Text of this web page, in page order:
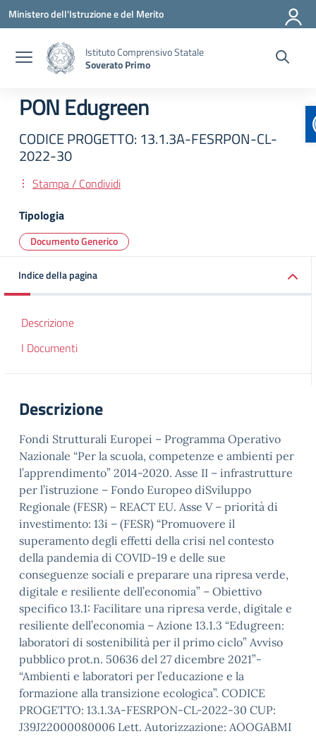
Vai ai contenuti
Vai al menu di navigazione
Vai al footer
Ministero dell'Istruzione e del Merito
Istituto Comprensivo Statale
Soverato Primo
PON Edugreen
CODICE PROGETTO: 13.1.3A-FESRPON-CL-
2022-30
Stampa / Condividi
Tipologia
Documento Generico
Indice della pagina
Descrizione
I Documenti
Descrizione
Fondi Strutturali Europei – Programma Operativo
Nazionale “Per la scuola, competenze e ambienti per
l’apprendimento” 2014-2020. Asse II – infrastrutture
per l’istruzione – Fondo Europeo diSviluppo
Regionale (FESR) – REACT EU. Asse V – priorità di
investimento: 13i – (FESR) “Promuovere il
superamento degli effetti della crisi nel contesto
della pandemia di COVID-19 e delle sue
conseguenze sociali e preparare una ripresa verde,
digitale e resiliente dell’economia” – Obiettivo
specifico 13.1: Facilitare una ripresa verde, digitale e
resiliente dell’economia – Azione 13.1.3 “Edugreen:
laboratori di sostenibilità per il primo ciclo” Avviso
pubblico prot.n. 50636 del 27 dicembre 2021”-
“Ambienti e laboratori per l’educazione e la
formazione alla transizione ecologica”. CODICE
PROGETTO: 13.1.3A-FESRPON-CL-2022-30 CUP:
J39J22000080006 Lett. Autorizzazione: AOOGABMI